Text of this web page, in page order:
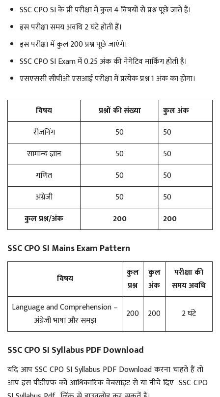
SSC CPO SI के प्री परीक्षा में कुल 4 विषयों से प्रश्न पूछे जाते हैं।
इस परीक्षा समय अवधि 2 घंटे होती हैं।
इस परीक्षा में कुल 200 प्रश्न पूछे जाएंगे।
SSC CPO SI Exam में 0.25 अंक की नेगेटिव मार्किंग होती है।
एसएससी सीपीओ एसआई परीक्षा में प्रत्येक प्रश्न 1 अंक का होगा।
विषय प्रश्नों की संख्या
कुल अंक
रीजनिंग
50
50
सामान्य ज्ञान
50
50
गणित
50
50
अंग्रेजी
50
50
कुल प्रश्न/अंक
200 200
SSC CPO SI Mains Exam Pattern
विषय
कुल
प्रश्न
कुल
अंक
परीक्षा की
समय अवधि
Language and Comprehension –
अंग्रेजी भाषा और समझ
200 200 2 घंटे
SSC CPO SI Syllabus PDF Download
यदि आप SSC CPO SI Syllabus PDF Download करना चाहते हैं तो
आप इस पीडीएफ को आधिकारिक वेबसाइट से या नीचे दिए SSC CPO